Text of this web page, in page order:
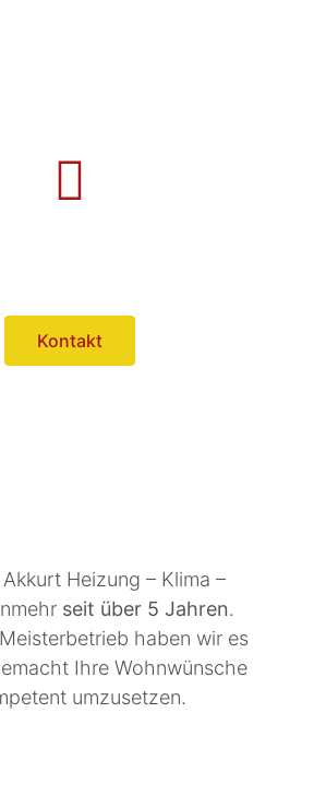
Kontakt
Heizung – Klima –
seit über 5 Jahren.
haben wir es
Ihre Wohnwünsche
umzusetzen.